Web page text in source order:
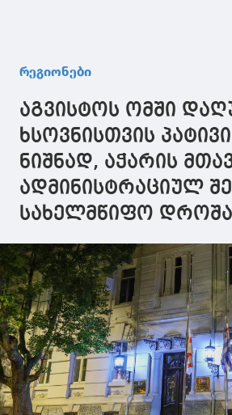
რეგიონები
აგვისტოს ომში
ხსოვნისთვის
ნიშნად, აჭარის
ადმინისტრაციულ
სახელმწიფო დროშა